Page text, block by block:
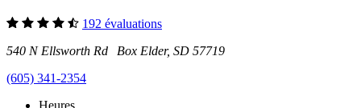
192 évaluations
540 N Ellsworth Rd Box Elder, SD 57719
(605) 341-2354
Heures